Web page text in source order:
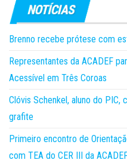
Brenno recebe prótese com
Representantes da ACADEF
Acessível em Três Coroas
Clóvis Schenkel, aluno do
grafite
Primeiro encontro de
com TEA do CER III da